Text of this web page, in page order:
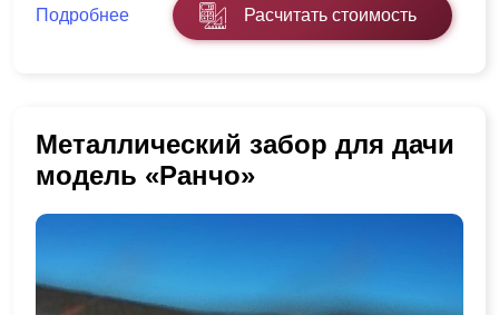
Подробнее Расчитать стоимость
Металлический забор для дачи
модель «Ранчо»